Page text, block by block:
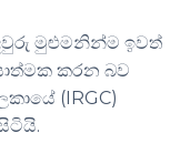
මුළුමනින්ම ඉවත්
කරන බව
(IRGC)
.